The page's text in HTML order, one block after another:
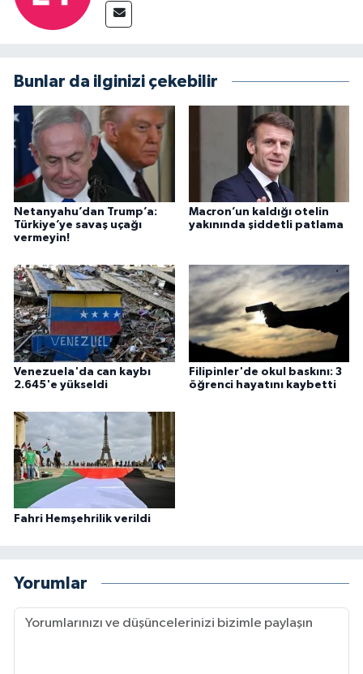
Bunlar da ilginizi çekebilir
Netanyahu’dan Trump’a:
Türkiye’ye savaş uçağı
vermeyin!
Macron’un kaldığı otelin
yakınında şiddetli patlama
Venezuela'da can kaybı
2.645'e yükseldi
Filipinler'de okul baskını: 3
öğrenci hayatını kaybetti
Fahri Hemşehrilik verildi
Yorumlar